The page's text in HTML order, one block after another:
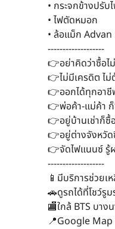
• กระจกข้างปรับ
• ไฟตัดหมอก
• ล้อแม็ก Advan
-------------------
👉อย่าคิดว่าซื้อไ
👉ไม่มีเครดิต ไ
👉ออกได้ทุกอา
👉พ่อค้า-แม่ค้า ก็
👉อยู่บ้านเช่าก็ซื้
👉อยู่ต่างจังหวัด
👉จัดไฟแนนซ์ รู้
-------------------
📱มีบริการช่วย
🚗ดูรถได้ที่โชว์รู
🏬ใกล้ BTS บา
📍Google